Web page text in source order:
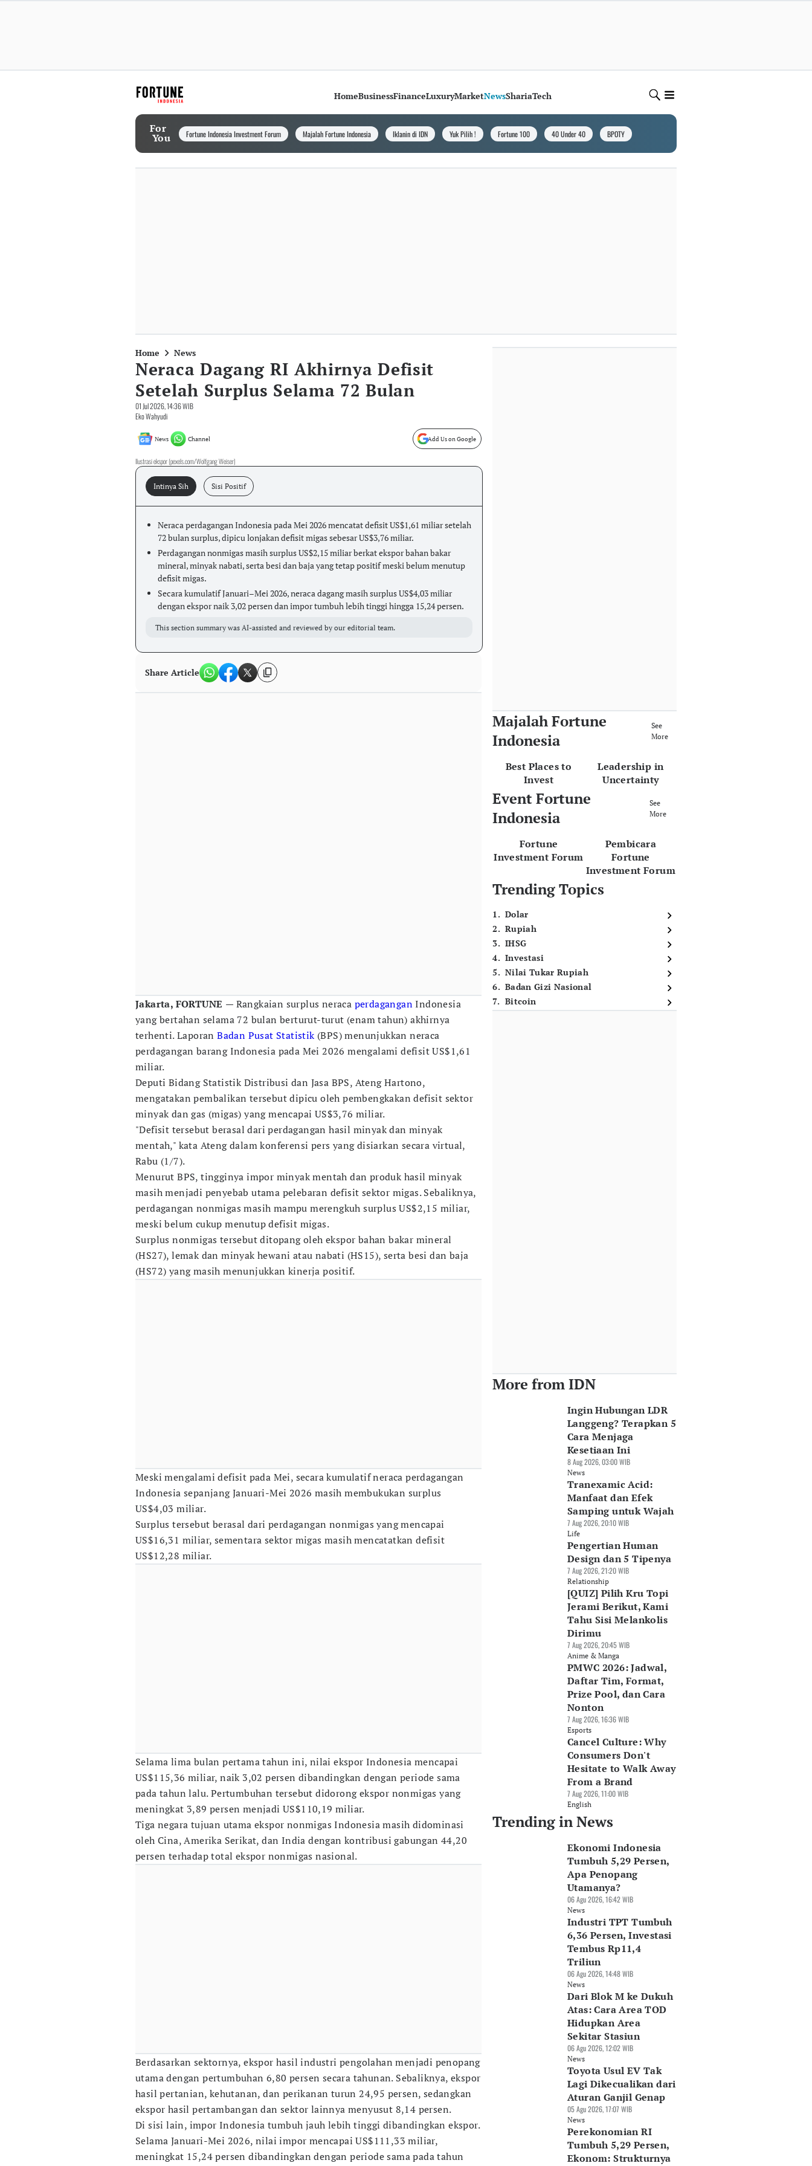
HomeBusinessFinanceLuxuryMarketNewsShariaTech
For
You Fortune Indonesia Investment Forum Majalah Fortune Indonesia Iklanin di IDN Yuk Pilih ! Fortune 100 40 Under 40 BPOTY
Home News
Neraca Dagang RI Akhirnya Defisit
Setelah Surplus Selama 72 Bulan
01 Jul 2026, 14:36 WIB
Eko Wahyudi
News Channel Add Us on Google
Ilustrasi ekspor (pexels.com/Wolfgang Weiser)
Intinya Sih Sisi Positif
Neraca perdagangan Indonesia pada Mei 2026 mencatat defisit US$1,61 miliar setelah
72 bulan surplus, dipicu lonjakan defisit migas sebesar US$3,76 miliar.
Perdagangan nonmigas masih surplus US$2,15 miliar berkat ekspor bahan bakar
mineral, minyak nabati, serta besi dan baja yang tetap positif meski belum menutup
defisit migas.
Secara kumulatif Januari–Mei 2026, neraca dagang masih surplus US$4,03 miliar
dengan ekspor naik 3,02 persen dan impor tumbuh lebih tinggi hingga 15,24 persen.
This section summary was AI-assisted and reviewed by our editorial team.
Share Article
Jakarta, FORTUNE — Rangkaian surplus neraca perdaganganIndonesia
yang bertahan selama 72 bulan berturut-turut (enam tahun) akhirnya
terhenti. LaporanBadan Pusat Statistik(BPS) menunjukkan neraca
perdagangan barang Indonesia pada Mei 2026 mengalami defisit US$1,61
miliar.
Deputi Bidang Statistik Distribusi dan Jasa BPS, Ateng Hartono,
mengatakan pembalikan tersebut dipicu oleh pembengkakan defisit sektor
minyak dan gas (migas) yang mencapai US$3,76 miliar.
"Defisit tersebut berasal dari perdagangan hasil minyak dan minyak
mentah," kata Ateng dalam konferensi pers yang disiarkan secara virtual,
Rabu (1/7).
Menurut BPS, tingginya impor minyak mentah dan produk hasil minyak
masih menjadi penyebab utama pelebaran defisit sektor migas. Sebaliknya,
perdagangan nonmigas masih mampu merengkuh surplus US$2,15 miliar,
meski belum cukup menutup defisit migas.
Surplus nonmigas tersebut ditopang oleh ekspor bahan bakar mineral
(HS27), lemak dan minyak hewani atau nabati (HS15), serta besi dan baja
(HS72) yang masih menunjukkan kinerja positif.
Meski mengalami defisit pada Mei, secara kumulatif neraca perdagangan
Indonesia sepanjang Januari-Mei 2026 masih membukukan surplus
US$4,03 miliar.
Surplus tersebut berasal dari perdagangan nonmigas yang mencapai
US$16,31 miliar, sementara sektor migas masih mencatatkan defisit
US$12,28 miliar.
Selama lima bulan pertama tahun ini, nilai ekspor Indonesia mencapai
US$115,36 miliar, naik 3,02 persen dibandingkan dengan periode sama
pada tahun lalu. Pertumbuhan tersebut didorong ekspor nonmigas yang
meningkat 3,89 persen menjadi US$110,19 miliar.
Tiga negara tujuan utama ekspor nonmigas Indonesia masih didominasi
oleh Cina, Amerika Serikat, dan India dengan kontribusi gabungan 44,20
persen terhadap total ekspor nonmigas nasional.
Berdasarkan sektornya, ekspor hasil industri pengolahan menjadi penopang
utama dengan pertumbuhan 6,80 persen secara tahunan. Sebaliknya, ekspor
hasil pertanian, kehutanan, dan perikanan turun 24,95 persen, sedangkan
ekspor hasil pertambangan dan sektor lainnya menyusut 8,14 persen.
Di sisi lain, impor Indonesia tumbuh jauh lebih tinggi dibandingkan ekspor.
Selama Januari-Mei 2026, nilai impor mencapai US$111,33 miliar,
meningkat 15,24 persen dibandingkan dengan periode sama pada tahun
Majalah Fortune
Indonesia
See
More
Best Places to
Invest
Leadership in
Uncertainty
Event Fortune
Indonesia
See
More
Fortune
Investment Forum
Pembicara
Fortune
Investment Forum
Trending Topics
1. Dolar
2. Rupiah
3. IHSG
4. Investasi
5. Nilai Tukar Rupiah
6. Badan Gizi Nasional
7. Bitcoin
More from IDN
Ingin Hubungan LDR
Langgeng? Terapkan 5
Cara Menjaga
Kesetiaan Ini
8 Aug 2026, 03:00 WIB
News
Tranexamic Acid:
Manfaat dan Efek
Samping untuk Wajah
7 Aug 2026, 20:10 WIB
Life
Pengertian Human
Design dan 5 Tipenya
7 Aug 2026, 21:20 WIB
Relationship
[QUIZ] Pilih Kru Topi
Jerami Berikut, Kami
Tahu Sisi Melankolis
Dirimu
7 Aug 2026, 20:45 WIB
Anime & Manga
PMWC 2026: Jadwal,
Daftar Tim, Format,
Prize Pool, dan Cara
Nonton
7 Aug 2026, 16:36 WIB
Esports
Cancel Culture: Why
Consumers Don't
Hesitate to Walk Away
From a Brand
7 Aug 2026, 11:00 WIB
English
Trending in News
Ekonomi Indonesia
Tumbuh 5,29 Persen,
Apa Penopang
Utamanya?
06 Agu 2026, 16:42 WIB
News
Industri TPT Tumbuh
6,36 Persen, Investasi
Tembus Rp11,4
Triliun
06 Agu 2026, 14:48 WIB
News
Dari Blok M ke Dukuh
Atas: Cara Area TOD
Hidupkan Area
Sekitar Stasiun
06 Agu 2026, 12:02 WIB
News
Toyota Usul EV Tak
Lagi Dikecualikan dari
Aturan Ganjil Genap
05 Agu 2026, 17:07 WIB
News
Perekonomian RI
Tumbuh 5,29 Persen,
Ekonom: Strukturnya